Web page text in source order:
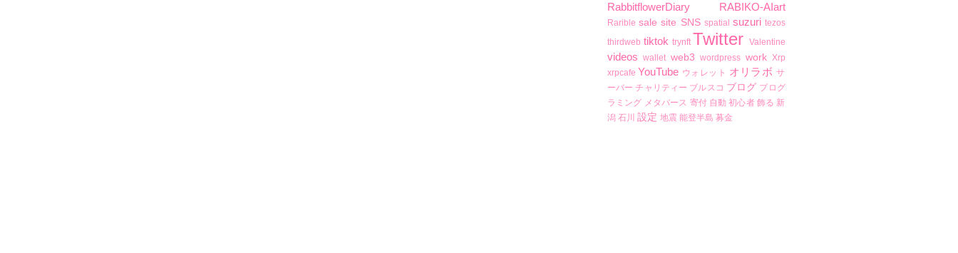
RabbitflowerDiary RABIKO-AIart
Rarible sale site SNS spatial suzuri tezos
thirdweb tiktok trynft Twitter Valentine
videos wallet web3 wordpress work Xrp
xrpcafe YouTube ウォレット オリラボ サ
ーバー チャリティー ブルスコ ブログ プログ
ラミング メタバース 寄付 自動 初心者 飾る 新
潟 石川 設定 地震 能登半島 募金